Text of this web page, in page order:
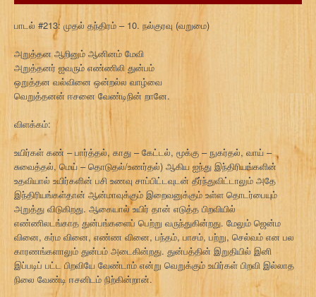
பாடல் #213: முதல் தந்திரம் – 10. நல்குரவு (வறுமை)
அறுத்தன ஆறினும் ஆனினம் மேவி
அறுத்தனர் ஐவரும் எண்ணிலி துன்பம்
ஒறுத்தன வல்வினை ஒன்றல்ல வாழ்வை
வெறுத்தனன் ஈசனை வேண்டிநின் றானே.
விளக்கம்:
உயிர்கள் கண் – பார்த்தல், காது – கேட்டல், மூக்கு – நுகர்தல், வாய் –
சுவைத்தல், மெய் – தொடுதல்/உணர்தல்) ஆகிய ஐந்து இந்திரியங்களின்
உதவியால் உயிர்களின் பசி உணவு சாப்பிட்டவுடன் தீர்ந்துவிட்டாலும் அதே
இந்திரியங்கள்தான் ஆன்மாவுக்கும் இறைவனுக்கும் உள்ள தொடர்பையும்
அறுத்து விடுகிறது. ஆகையால் உயிர் தான் எடுத்த பிறவியில்
எண்ணிலடங்காத துன்பங்களைப் பெற்று வருந்துகின்றது. மேலும் ஜென்ம
வினை, கர்ம வினை, எண்ண வினை, பந்தம், பாசம், பற்று, செல்வம் என பல
காரணங்களாலும் துன்பம் அடைகின்றது. துன்பத்தின் இறுதியில் இனி
இப்படிப் பட்ட பிறவியே வேண்டாம் என்று வெறுக்கும் உயிர்கள் பிறவி இல்லாத
நிலை வேண்டி ஈசனிடம் நிற்கின்றான்.